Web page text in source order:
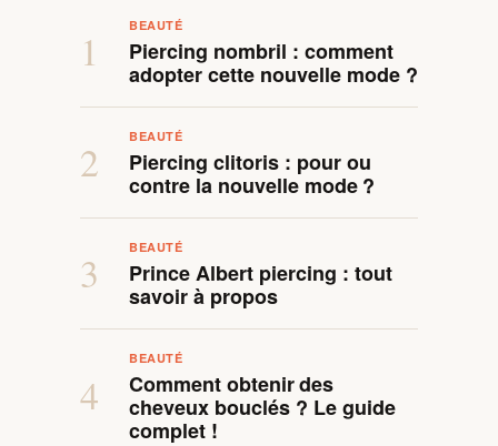
1
BEAUTÉ
Piercing nombril : comment
adopter cette nouvelle mode ?
2
BEAUTÉ
Piercing clitoris : pour ou
contre la nouvelle mode ?
3
BEAUTÉ
Prince Albert piercing : tout
savoir à propos
4
BEAUTÉ
Comment obtenir des
cheveux bouclés ? Le guide
complet !